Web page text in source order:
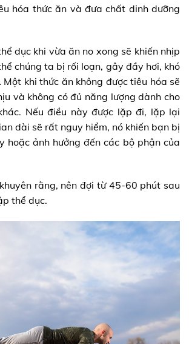
hóa thức ăn và đưa chất dinh dưỡng
dục khi vừa ăn no xong sẽ khiến nhịp
chúng ta bị rối loạn, gây đầy hơi, khó
khi thức ăn không được tiêu hóa sẽ
và không có đủ năng lượng dành cho
Nếu điều này được lặp đi, lặp lại
dài sẽ rất nguy hiểm, nó khiến bạn bị
hoặc ảnh hưởng đến các bộ phận của
rằng, nên đợi từ 45-60 phút sau
thể dục.